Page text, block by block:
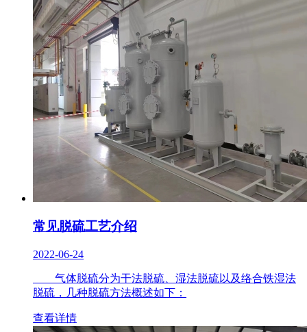
常见脱硫工艺介绍
2022-06-24
气体脱硫分为干法脱硫、湿法脱硫以及络合铁湿法
脱硫，几种脱硫方法概述如下：
查看详情